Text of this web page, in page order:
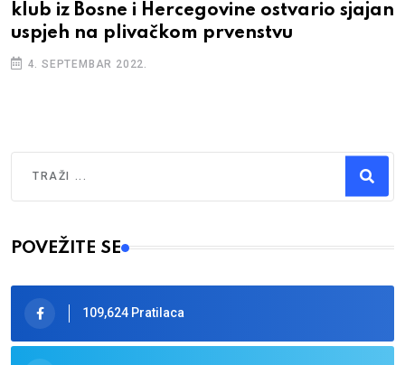
klub iz Bosne i Hercegovine ostvario sjajan
uspjeh na plivačkom prvenstvu
4. SEPTEMBAR 2022.
Type 2 or more characters for results.
POVEŽITE SE
109,624 Pratilaca